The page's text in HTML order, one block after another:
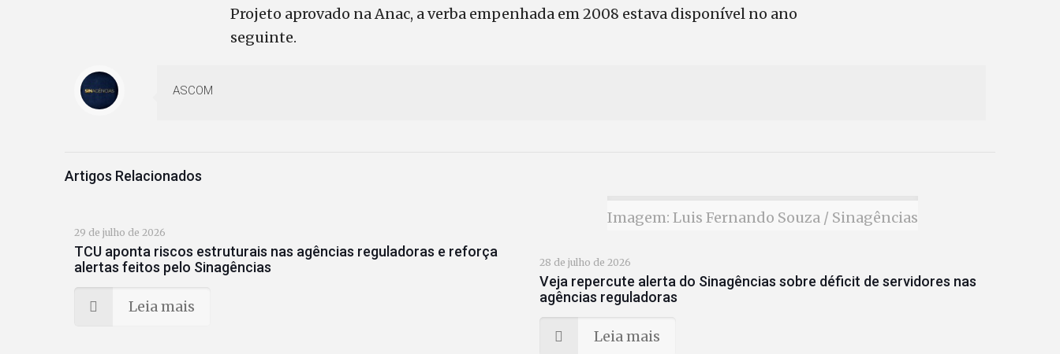
Projeto aprovado na Anac, a verba empenhada em 2008 estava disponível no ano
seguinte.
ASCOM
Artigos Relacionados
29 de julho de 2026
TCU aponta riscos estruturais nas agências reguladoras e reforça
alertas feitos pelo Sinagências
Leia mais
Imagem: Luis Fernando Souza / Sinagências
28 de julho de 2026
Veja repercute alerta do Sinagências sobre déficit de servidores nas
agências reguladoras
Leia mais